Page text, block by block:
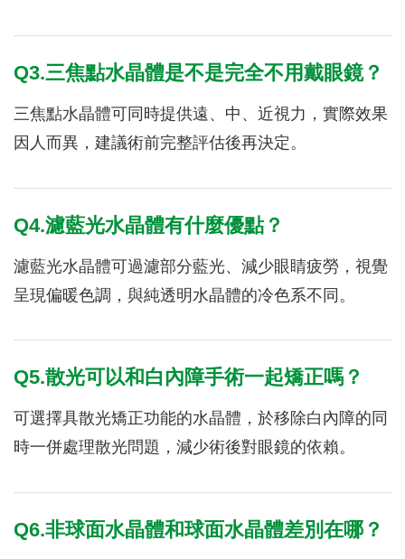
Q3.三焦點水晶體是不是完全不用戴眼鏡？
三焦點水晶體可同時提供遠、中、近視力，實際效果
因人而異，建議術前完整評估後再決定。
Q4.濾藍光水晶體有什麼優點？
濾藍光水晶體可過濾部分藍光、減少眼睛疲勞，視覺
呈現偏暖色調，與純透明水晶體的冷色系不同。
Q5.散光可以和白內障手術一起矯正嗎？
可選擇具散光矯正功能的水晶體，於移除白內障的同
時一併處理散光問題，減少術後對眼鏡的依賴。
Q6.非球面水晶體和球面水晶體差別在哪？